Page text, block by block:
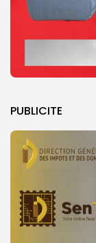
PUBLICITE